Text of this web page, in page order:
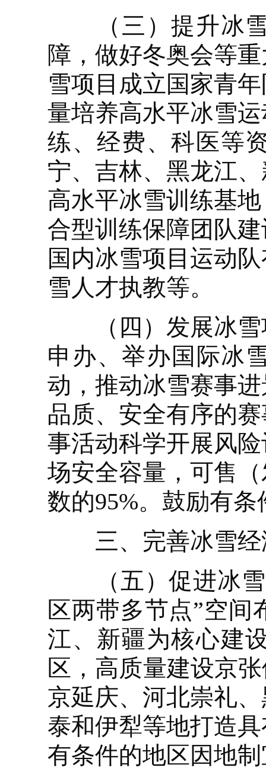
（三）提升冰雪
障，做好冬奥会等
雪项目成立国家青
量培养高水平冰雪
练、经费、科医等
宁、吉林、黑龙江
高水平冰雪训练基
合型训练保障团队
国内冰雪项目运动
雪人才执教等。
（四）发展冰雪
申办、举办国际冰
动，推动冰雪赛事
品质、安全有序的
事活动科学开展风
场安全容量，可售
数的95%。鼓励有
三、完善冰雪经
（五）促进冰雪
区两带多节点”空
江、新疆为核心建
区，高质量建设京
京延庆、河北崇礼
泰和伊犁等地打造
有条件的地区因地